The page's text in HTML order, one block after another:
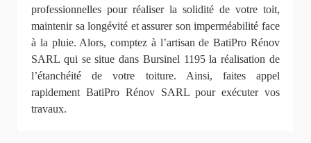
professionnelles pour réaliser la solidité de votre toit,
maintenir sa longévité et assurer son imperméabilité face
à la pluie. Alors, comptez à l’artisan de BatiPro Rénov
SARL qui se situe dans Bursinel 1195 la réalisation de
l’étanchéité de votre toiture. Ainsi, faites appel
rapidement BatiPro Rénov SARL pour exécuter vos
travaux.